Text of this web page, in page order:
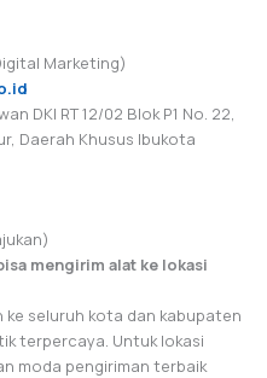
Marketing)
DKI RT 12/02 Blok P1 No. 22,
Daerah Khusus Ibukota
mengirim alat ke lokasi
ke seluruh kota dan kabupaten
terpercaya. Untuk lokasi
moda pengiriman terbaik